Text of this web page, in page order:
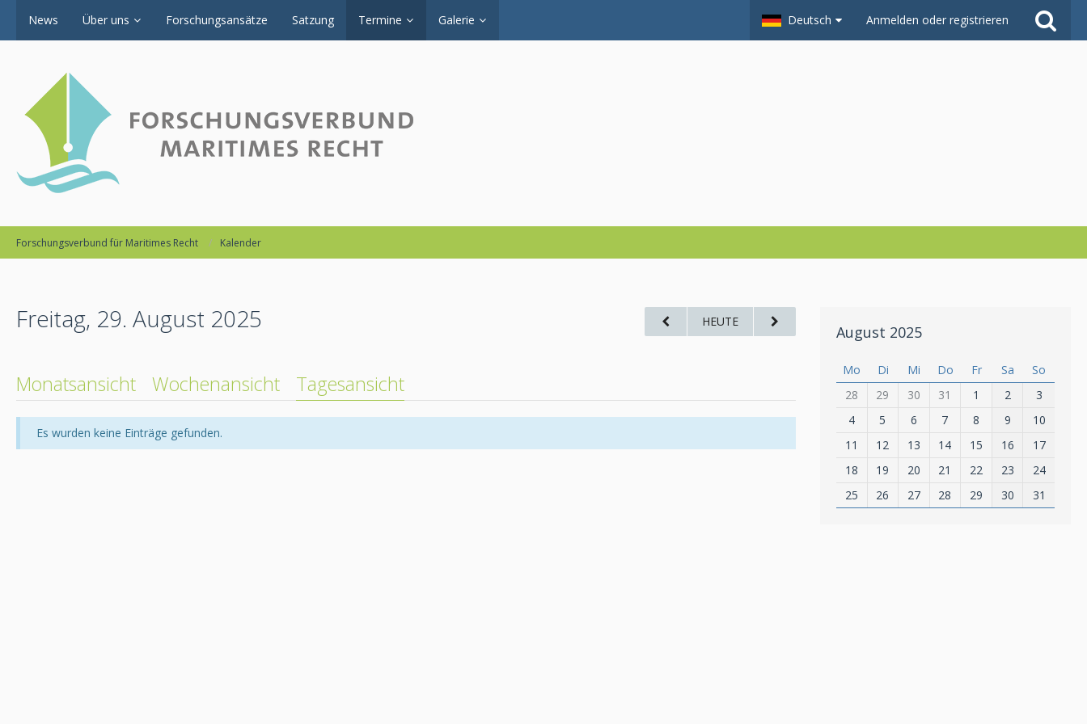
News Über uns Forschungsansätze Satzung Termine Galerie Deutsch Anmelden oder registrieren
Forschungsverbund für Maritimes Recht Kalender
Freitag, 29. August 2025 HEUTE
Monatsansicht Wochenansicht Tagesansicht
Es wurden keine Einträge gefunden.
August 2025
Mo Di Mi Do Fr Sa
So
28
29 30 31 1 2
3
4
5 6 7 8 9
10
11
12 13 14 15 16
17
18
19 20 21 22 23
24
25
26 27 28 29 30 31